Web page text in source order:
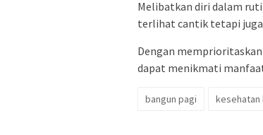
Melibatkan diri dalam
terlihat cantik tetapi juga
Dengan
dapat menikmati
bangun pagi kesehatan